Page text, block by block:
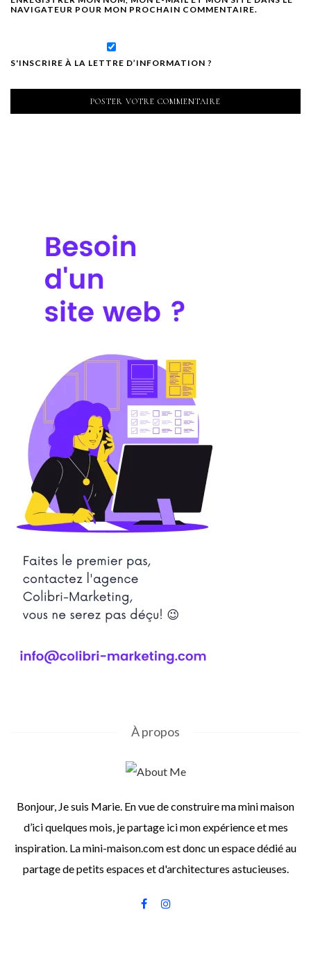
NAVIGATEUR POUR MON PROCHAIN COMMENTAIRE.
S'INSCRIRE À LA LETTRE D’INFORMATION ?
À propos
Bonjour, Je suis Marie. En vue de construire ma mini maison
d’ici quelques mois, je partage ici mon expérience et mes
inspiration. La mini-maison.com est donc un espace dédié au
partage de petits espaces et d'architectures astucieuses.